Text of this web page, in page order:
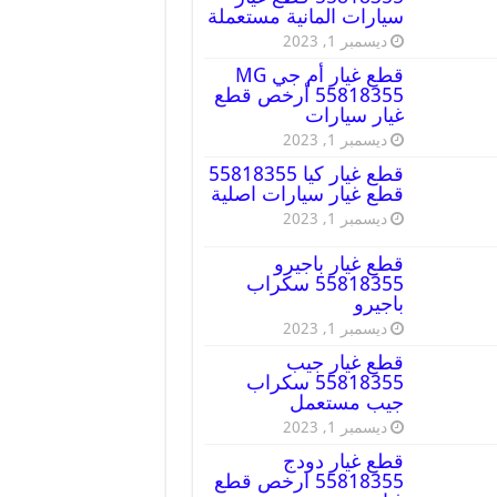
سيارات المانية مستعملة
ديسمبر 1, 2023
قطع غيار أم جي MG
55818355 أرخص قطع
غيار سيارات
ديسمبر 1, 2023
قطع غيار كيا 55818355
قطع غيار سيارات اصلية
ديسمبر 1, 2023
قطع غيار باجيرو
55818355 سكراب
باجيرو
ديسمبر 1, 2023
قطع غيار جيب
55818355 سكراب
جيب مستعمل
ديسمبر 1, 2023
قطع غيار دودج
55818355 ارخص قطع